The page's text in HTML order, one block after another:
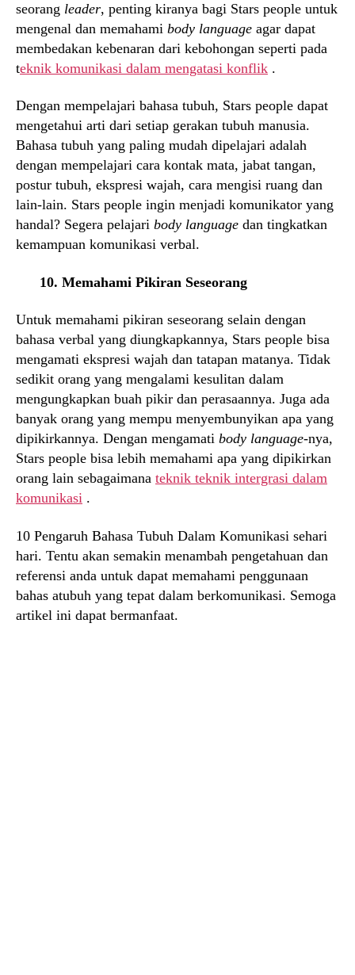
seorang leader, penting kiranya bagi Stars people untuk
mengenal dan memahami body language agar dapat
membedakan kebenaran dari kebohongan seperti pada
teknik komunikasi dalam mengatasi konflik .
Dengan mempelajari bahasa tubuh, Stars people dapat
mengetahui arti dari setiap gerakan tubuh manusia.
Bahasa tubuh yang paling mudah dipelajari adalah
dengan mempelajari cara kontak mata, jabat tangan,
postur tubuh, ekspresi wajah, cara mengisi ruang dan
lain-lain. Stars people ingin menjadi komunikator yang
handal? Segera pelajari body language dan tingkatkan
kemampuan komunikasi verbal.
10. Memahami Pikiran Seseorang
Untuk memahami pikiran seseorang selain dengan
bahasa verbal yang diungkapkannya, Stars people bisa
mengamati ekspresi wajah dan tatapan matanya. Tidak
sedikit orang yang mengalami kesulitan dalam
mengungkapkan buah pikir dan perasaannya. Juga ada
banyak orang yang mempu menyembunyikan apa yang
dipikirkannya. Dengan mengamati body language-nya,
Stars people bisa lebih memahami apa yang dipikirkan
orang lain sebagaimana teknik teknik intergrasi dalam
komunikasi .
10 Pengaruh Bahasa Tubuh Dalam Komunikasi sehari
hari. Tentu akan semakin menambah pengetahuan dan
referensi anda untuk dapat memahami penggunaan
bahas atubuh yang tepat dalam berkomunikasi. Semoga
artikel ini dapat bermanfaat.